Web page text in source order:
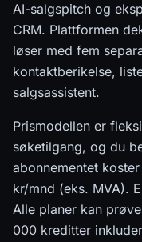
AI-salgspitch og
CRM. Plattformen
løser med fem
kontaktberikelse,
salgsassistent.
Prismodellen er
søketilgang, og du
abonnementet
kr/mnd (eks. MVA).
Alle planer kan
000 kreditter